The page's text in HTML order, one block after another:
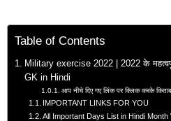
Table of Contents
Military exercise 2022 | 2022 के
GK in Hindi
आप नीचे दिए गए लिंक पर क्लिक करके
IMPORTANT LINKS FOR YOU
All Important Days List in Hindi Month